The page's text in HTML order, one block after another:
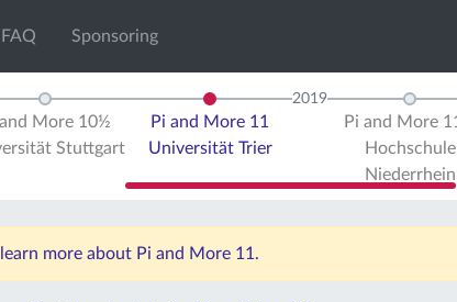
FAQ Sponsoring
More 10½
Stuttgart
Pi and More 11
Universität Trier
2019
Pi and More
Hochschule
Niederrhein
more about Pi and More 11.